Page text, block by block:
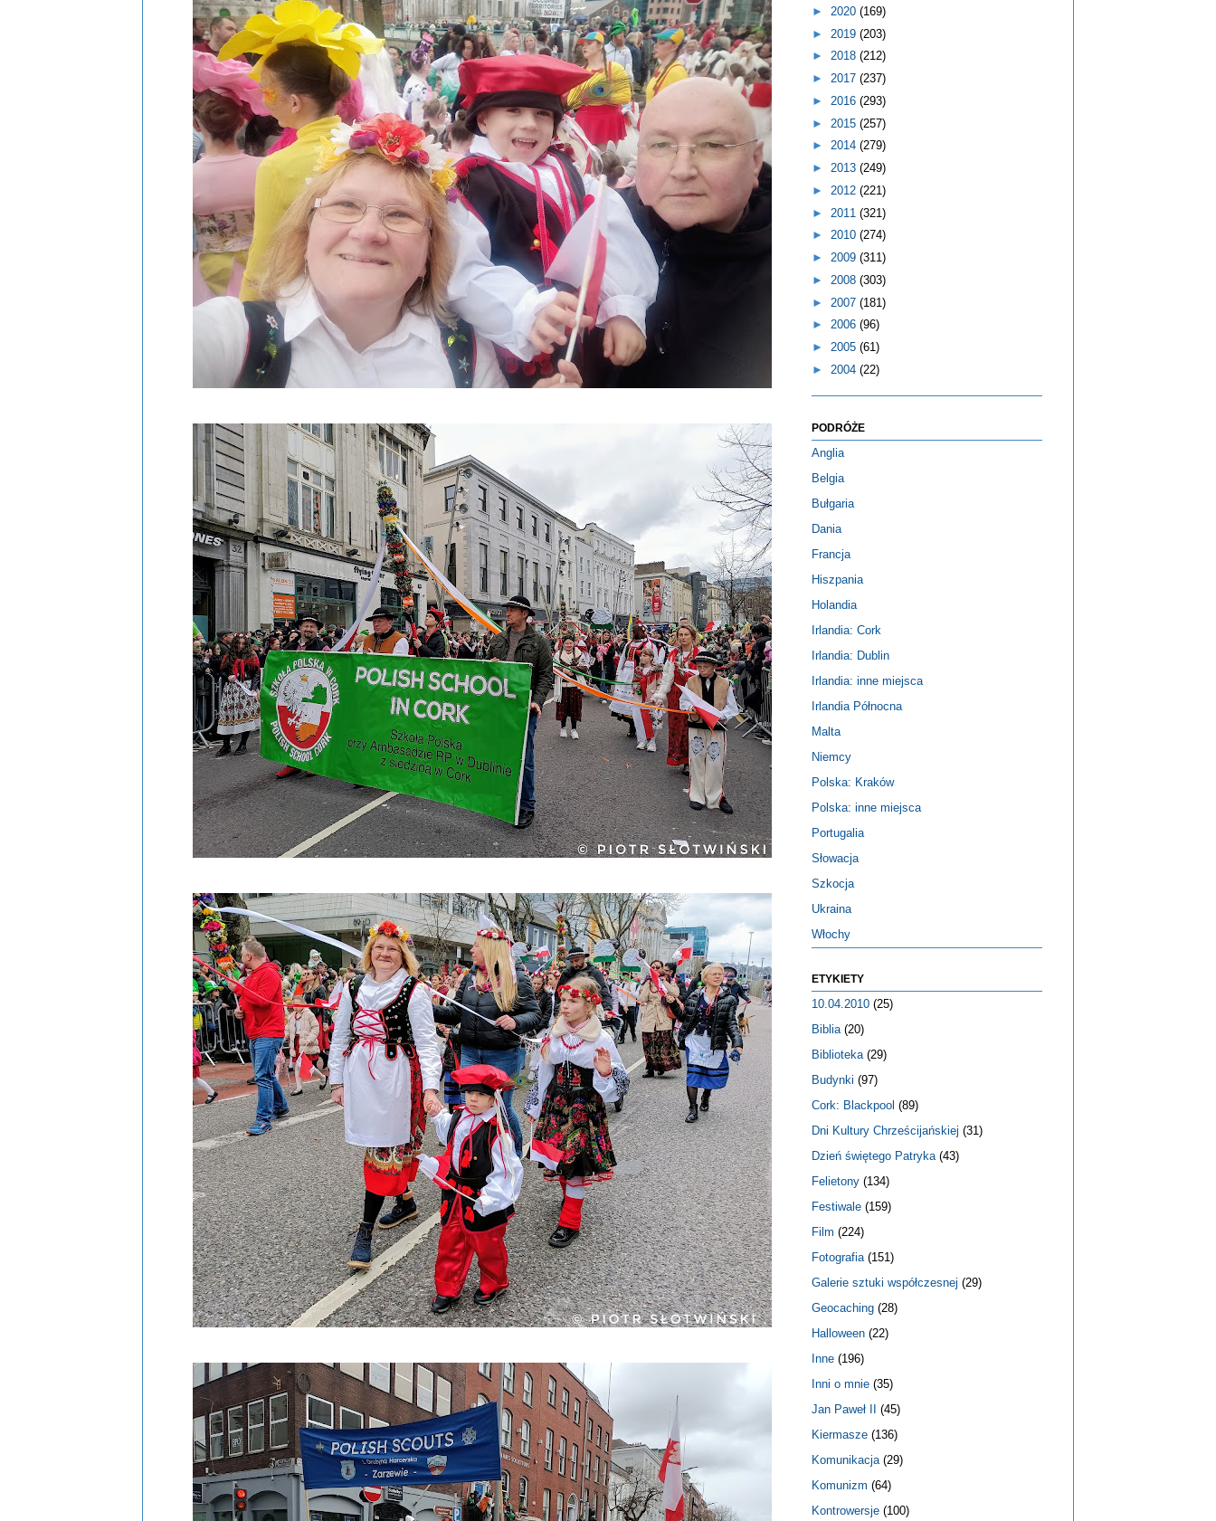
► 2020 (169)
► 2019 (203)
► 2018 (212)
► 2017 (237)
► 2016 (293)
► 2015 (257)
► 2014 (279)
► 2013 (249)
► 2012 (221)
► 2011 (321)
► 2010 (274)
► 2009 (311)
► 2008 (303)
► 2007 (181)
► 2006 (96)
► 2005 (61)
► 2004 (22)
PODRÓŻE
Anglia
Belgia
Bułgaria
Dania
Francja
Hiszpania
Holandia
Irlandia: Cork
Irlandia: Dublin
Irlandia: inne miejsca
Irlandia Północna
Malta
Niemcy
Polska: Kraków
Polska: inne miejsca
Portugalia
Słowacja
Szkocja
Ukraina
Włochy
ETYKIETY
10.04.2010 (25)
Biblia (20)
Biblioteka (29)
Budynki (97)
Cork: Blackpool (89)
Dni Kultury Chrześcijańskiej (31)
Dzień świętego Patryka (43)
Felietony (134)
Festiwale (159)
Film (224)
Fotografia (151)
Galerie sztuki współczesnej (29)
Geocaching (28)
Halloween (22)
Inne (196)
Inni o mnie (35)
Jan Paweł II
(45)
Kiermasze (136)
Komunikacja (29)
Komunizm (64)
Kontrowersje (100)